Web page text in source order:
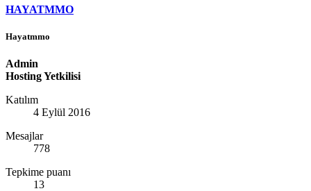
HAYATMMO
Hayatmmo
Admin
Hosting Yetkilisi
Katılım
4 Eylül 2016
Mesajlar
778
Tepkime puanı
13